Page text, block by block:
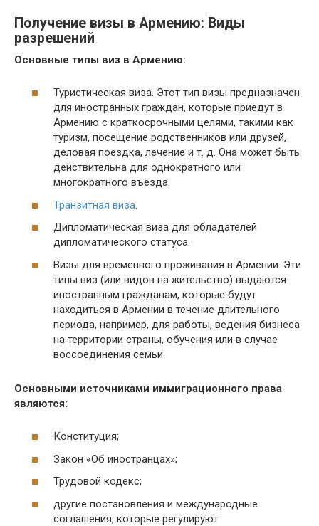
Получение визы в Армению: Виды
разрешений
Основные типы виз в Армению:
Туристическая виза. Этот тип визы предназначен
для иностранных граждан, которые приедут в
Армению с краткосрочными целями, такими как
туризм, посещение родственников или друзей,
деловая поездка, лечение и т. д. Она может быть
действительна для однократного или
многократного въезда.
Транзитная виза.
Дипломатическая виза для обладателей
дипломатического статуса.
Визы для временного проживания в Армении. Эти
типы виз (или видов на жительство) выдаются
иностранным гражданам, которые будут
находиться в Армении в течение длительного
периода, например, для работы, ведения бизнеса
на территории страны, обучения или в случае
воссоединения семьи.
Основными источниками иммиграционного права
являются:
Конституция;
Закон «Об иностранцах»;
Трудовой кодекс;
другие постановления и международные
соглашения, которые регулируют